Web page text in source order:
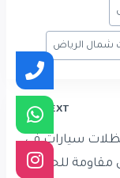
شمال الرياض
NEXT
سيارات في
مقاومة للحرارة |